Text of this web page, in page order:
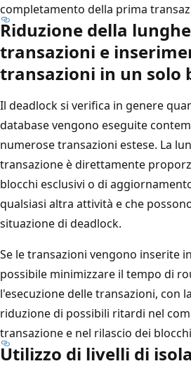
completamento della prima
Riduzione della
transazioni e
transazioni in un solo
Il deadlock si verifica in genere
database vengono eseguite
numerose transazioni estese. La
transazione è direttamente
blocchi esclusivi o di
qualsiasi altra attività e che
situazione di deadlock.
Se le transazioni vengono inserite
possibile minimizzare il tempo di
l'esecuzione delle transazioni, con
riduzione di possibili ritardi nel
transazione e nel rilascio dei
Utilizzo di livelli di